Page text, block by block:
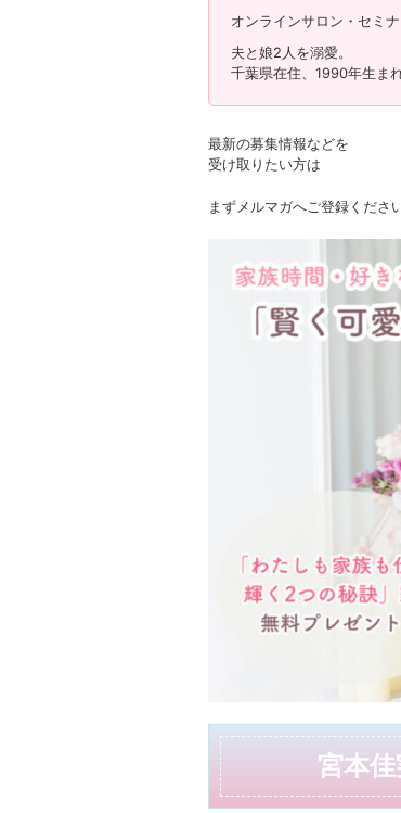
オンラインサロン・セミ
夫と娘2人を溺愛。
千葉県在住、1990年生ま
最新の募集情報などを
受け取りたい方は
まずメルマガへご登録くだ
宮本